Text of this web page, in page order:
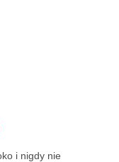
i nigdy nie